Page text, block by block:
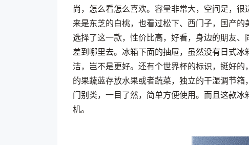
尚，怎么看怎么喜欢。容量非常大，空间足，
来是东芝的白桃，也看过松下、西门子，国产
选择了这一款，性价比高，好看，身边的朋友
差到哪里去。冰箱下面的抽屉，虽然没有日式
洁，岂不是更好。还有个世界杯的标识，挺好
的果蔬蓝存放水果或者蔬菜，独立的干湿调节
门别类，一目了然，简单方便使用。而且这款
机。